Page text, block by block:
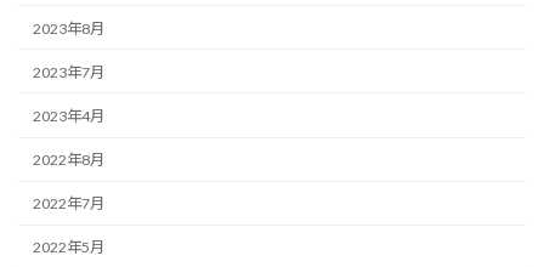
2023年8月
2023年7月
2023年4月
2022年8月
2022年7月
2022年5月